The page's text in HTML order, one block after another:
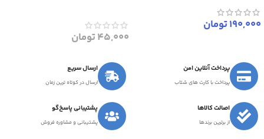
190,000تومان
45,000تومان
پرداخت آنلاین امن
پرداخت با کارت های شتاب
ارسال سریع
ارسال در کوتاه ترین زمان
اصالت کالاها
از برترین برندها
پشتیبانی پاسخ‌گو
پشتیبانی و مشاوره فروش